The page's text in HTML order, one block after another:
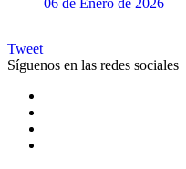
06 de Enero de 2026
Tweet
Síguenos en las redes sociales